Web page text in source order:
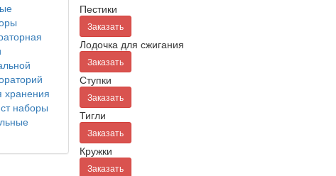
хранения
наборы
Пестики
Заказать
Лодочка для сжигания
Заказать
Ступки
Заказать
Тигли
Заказать
Кружки
Заказать